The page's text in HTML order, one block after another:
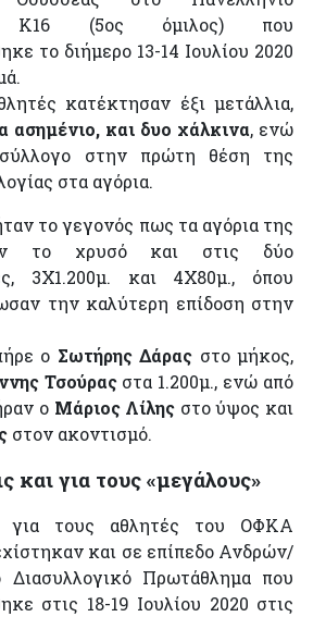
Κ16 (5ος όμιλος) που
το διήμερο 13-14 Ιουλίου 2020
κατέκτησαν έξι μετάλλια,
ασημένιο, και δυο χάλκινα, ενώ
στην πρώτη θέση της
στα αγόρια.
το γεγονός πως τα αγόρια της
το χρυσό και στις δύο
3Χ1.200μ. και 4Χ80μ., όπου
την καλύτερη επίδοση στην
ο Σωτήρης Δάρας στο μήκος,
Τσούραςστα 1.200μ., ενώ από
ο Μάριος Λίλης στο ύψος και
στον ακοντισμό.
και για τους «μεγάλους»
για τους αθλητές του ΟΦΚΑ
και σε επίπεδο Ανδρών/
Διασυλλογικό Πρωτάθλημα που
στις 18-19 Ιουλίου 2020 στις